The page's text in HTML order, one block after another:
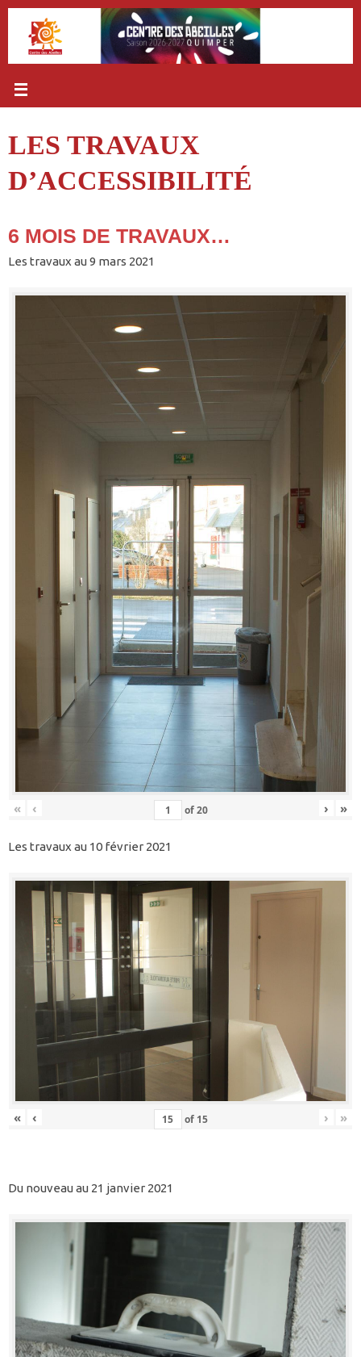
Passer
contenu
LES TRAVAUX
D’ACCESSIBILITÉ
6 MOIS DE TRAVAUX…
Les travaux au 9 mars 2021
« ‹ of20 › »
Les travaux au 10 février 2021
« ‹ of 15 › »
Du nouveau au 21 janvier 2021